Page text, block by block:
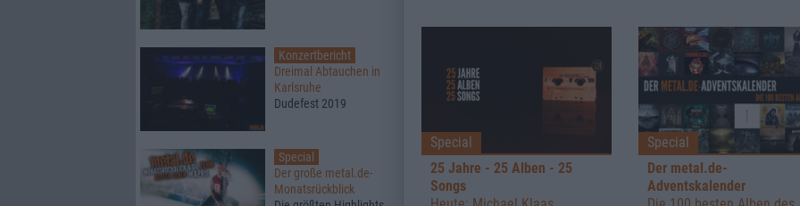
Special
25 Jahre - 25 Alben - 25
Songs
Special
Der metal.de-
Adventskalender
Konzertbericht
Dreimal Abtauchen in
Karlsruhe
Dudefest 2019
Special
Der große metal.de-
Monatsrückblick